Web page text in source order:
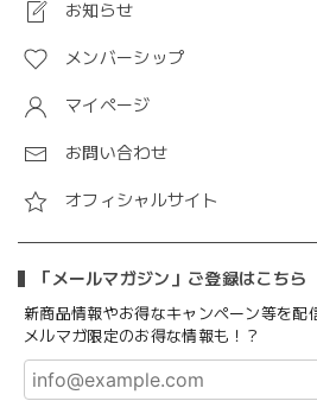
お知らせ
メンバーシップ
マイページ
お問い合わせ
オフィシャルサイト
「メールマガジン」ご登録はこちら
新商品情報やお得なキャンペーン等を配
メルマガ限定のお得な情報も！？